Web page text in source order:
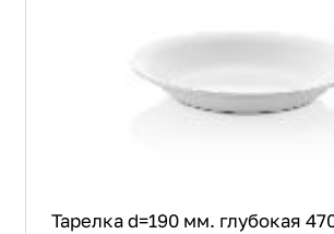
Тарелка d=190 мм. глубокая